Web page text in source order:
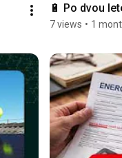
🔋 Po dvou
7 views • 1